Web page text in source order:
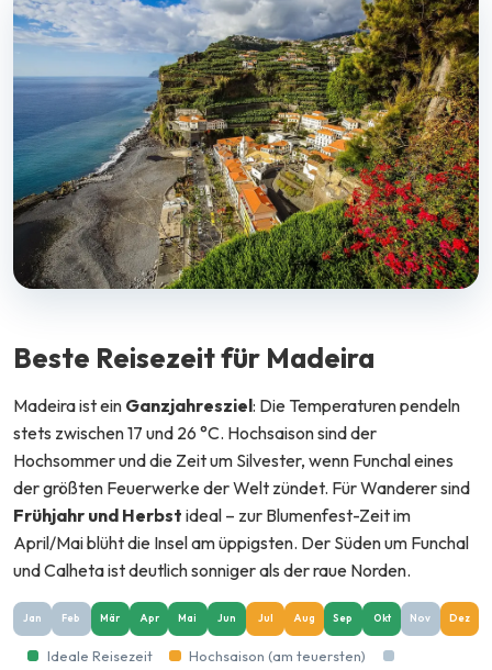
Beste Reisezeit für Madeira
Madeira ist ein Ganzjahresziel: Die Temperaturen pendeln
stets zwischen 17 und 26 °C. Hochsaison sind der
Hochsommer und die Zeit um Silvester, wenn Funchal eines
der größten Feuerwerke der Welt zündet. Für Wanderer sind
Frühjahr und Herbst ideal – zur Blumenfest-Zeit im
April/Mai blüht die Insel am üppigsten. Der Süden um Funchal
und Calheta ist deutlich sonniger als der raue Norden.
Jan Feb Mär Apr Mai Jun Jul Aug Sep Okt Nov Dez
Ideale Reisezeit
Hochsaison (am teuersten)